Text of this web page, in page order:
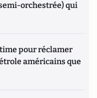
orchestrée) qui
pour réclamer
américains que